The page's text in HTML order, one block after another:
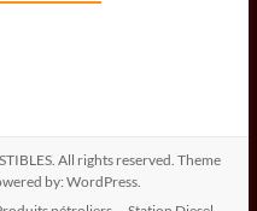
. All rights reserved. Theme
by:WordPress